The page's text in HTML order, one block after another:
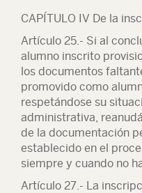
CAPÍTULO IV De la
Artículo 25.- Si al
alumno inscrito
los documentos
promovido como
respetándose su
administrativa,
de la documentación
establecido en el
siempre y cuando no
Artículo 27.- La